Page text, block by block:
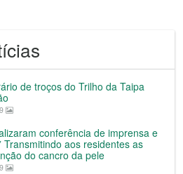
de troços do Trilho da Taipa
conferência de imprensa e
Transmitindo aos residentes as
do cancro da pele